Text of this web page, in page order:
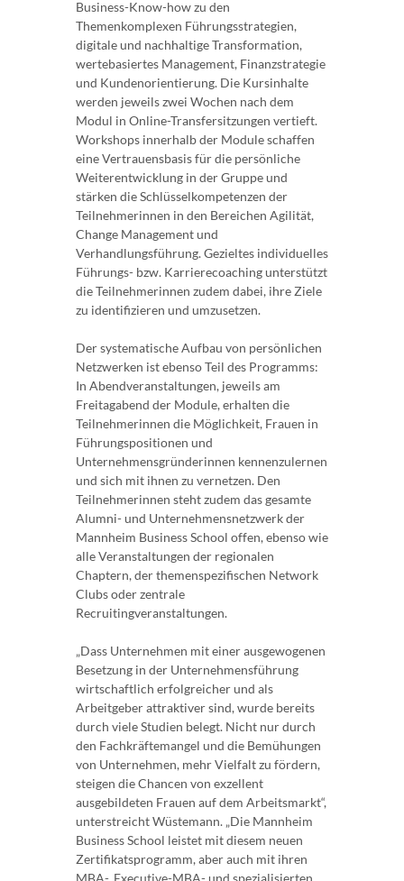
Business-Know-how zu den
Themenkomplexen Führungsstrategien,
digitale und nachhaltige Transformation,
wertebasiertes Management, Finanzstrategie
und Kundenorientierung. Die Kursinhalte
werden jeweils zwei Wochen nach dem
Modul in Online-Transfersitzungen vertieft.
Workshops innerhalb der Module schaffen
eine Vertrauensbasis für die persönliche
Weiterentwicklung in der Gruppe und
stärken die Schlüsselkompetenzen der
Teilnehmerinnen in den Bereichen Agilität,
Change Management und
Verhandlungsführung. Gezieltes individuelles
Führungs- bzw. Karrierecoaching unterstützt
die Teilnehmerinnen zudem dabei, ihre Ziele
zu identifizieren und umzusetzen.
Der systematische Aufbau von persönlichen
Netzwerken ist ebenso Teil des Programms:
In Abendveranstaltungen, jeweils am
Freitagabend der Module, erhalten die
Teilnehmerinnen die Möglichkeit, Frauen in
Führungspositionen und
Unternehmensgründerinnen kennenzulernen
und sich mit ihnen zu vernetzen. Den
Teilnehmerinnen steht zudem das gesamte
Alumni- und Unternehmensnetzwerk der
Mannheim Business School offen, ebenso wie
alle Veranstaltungen der regionalen
Chaptern, der themenspezifischen Network
Clubs oder zentrale
Recruitingveranstaltungen.
„Dass Unternehmen mit einer ausgewogenen
Besetzung in der Unternehmensführung
wirtschaftlich erfolgreicher und als
Arbeitgeber attraktiver sind, wurde bereits
durch viele Studien belegt. Nicht nur durch
den Fachkräftemangel und die Bemühungen
von Unternehmen, mehr Vielfalt zu fördern,
steigen die Chancen von exzellent
ausgebildeten Frauen auf dem Arbeitsmarkt“,
unterstreicht Wüstemann. „Die Mannheim
Business School leistet mit diesem neuen
Zertifikatsprogramm, aber auch mit ihren